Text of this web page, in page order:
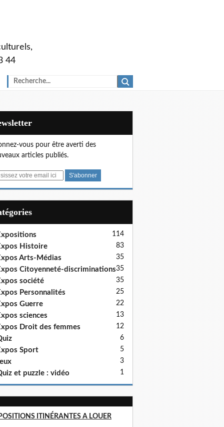
44
vous pour être averti des
articles publiés.
114
Histoire 83
Arts-Médias 35
Citoyenneté-discriminations35
société 35
Personnalités 25
Guerre 22
sciences 13
Droit des femmes 12
6
Sport 5
3
et puzzle : vidéo 1
ITINÉRANTES A LOUER